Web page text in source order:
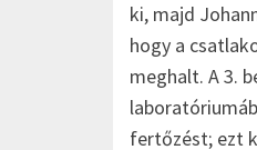
ki, majd
hogy a
meghalt. A 3.
fertőzést; ezt